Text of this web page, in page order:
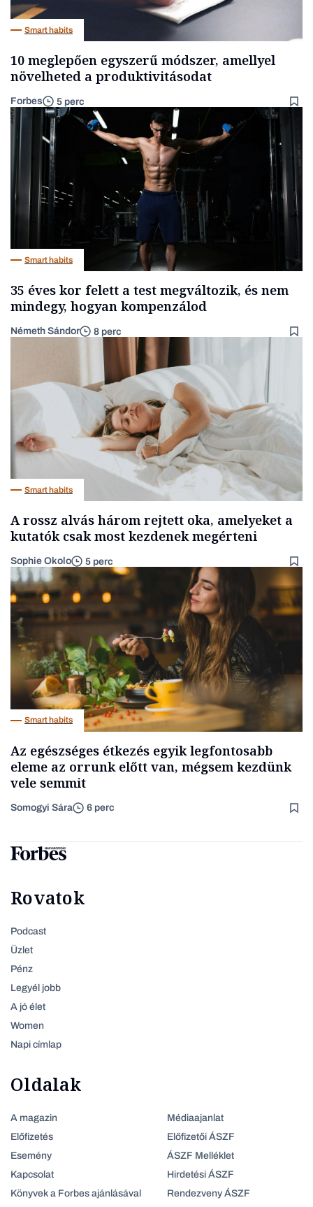
Smart habits
10 meglepően egyszerű módszer, amellyel
növelheted a produktivitásodat
Forbes 5 perc
Smart habits
35 éves kor felett a test megváltozik, és nem
mindegy, hogyan kompenzálod
Németh Sándor 8 perc
Smart habits
A rossz alvás három rejtett oka, amelyeket a
kutatók csak most kezdenek megérteni
Sophie Okolo 5 perc
Smart habits
Az egészséges étkezés egyik legfontosabb
eleme az orrunk előtt van, mégsem kezdünk
vele semmit
Somogyi Sára 6 perc
Rovatok
Podcast
Üzlet
Pénz
Legyél jobb
A jó élet
Women
Napi címlap
Oldalak
A magazin
Előfizetés
Esemény
Kapcsolat
Könyvek a Forbes ajánlásával
Médiaajanlat
Előfizetői ÁSZF
ÁSZF Melléklet
Hirdetési ÁSZF
Rendezveny ÁSZF